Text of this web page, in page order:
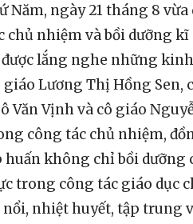
Năm, ngày 21 tháng 8
chủ nhiệm và bồi dưỡng
lắng nghe những
giáo Lương Thị Hồng
Văn Vịnh và cô giáo
công tác chủ nhiệm,
huấn không chỉ bồi
trong công tác giáo dục
nhiệt huyết, tập trung